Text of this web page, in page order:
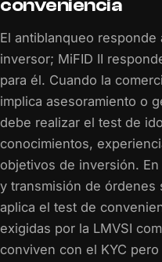
conveniencia
El antiblanqueo
inversor; MiFID II
para él. Cuando la
implica asesoramiento o
debe realizar el test de
conocimientos,
objetivos de inversión.
y transmisión de
aplica el test de
exigidas por la LMVSI
conviven con el KYC